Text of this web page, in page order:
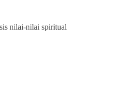
nilai-nilai spiritual